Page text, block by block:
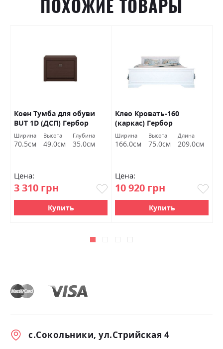
ПОХОЖИЕ ТОВАРЫ
Коен Тумба для обуви
BUT 1D (ДСП) Гербор
Ширина
70.5см
Высота
49.0см
Глубина
35.0см
Цена:
3 310 грн
Купить
Клео Кровать-160
(каркас) Гербор
Ширина
166.0см
Высота
75.0см
Длина
209.0см
Цена:
10 920 грн
Купить
с.Сокольники, ул.Стрийская 4